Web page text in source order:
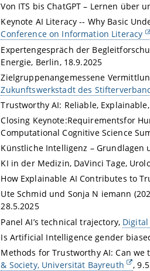
Von ITS bis ChatGPT – Lernen über
Keynote AI Literacy -- Why Basic
Conference on Information Literacy
Expertengespräch der
Energie, Berlin, 18.9.2025
Zielgruppenangemessene
Zukunftswerkstadt des
Trustworthy AI: Reliable,
Closing Keynote:Requirementsfor
Computational Cognitive Science
Künstliche Intelligenz – Grundlagen
KI in der Medizin, DaVinci Tage,
How Explainable AI Contributes to
Ute Schmid und Sonja N iemann
28.5.2025
Panel AI’s technical trajectory,
Is Artificial Intelligence gender
Methods for Trustworthy AI: Can
& Society, Universität Bayreuth
,